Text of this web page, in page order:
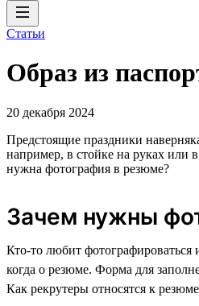
Статьи
Образ из
20 декабря 2024
Предстоящие праздники
например, в стойке на руках
нужна фотография в резюме?
Зачем нужны
Кто-то любит
когда о резюме. Форма для
Как рекрутеры относятся к